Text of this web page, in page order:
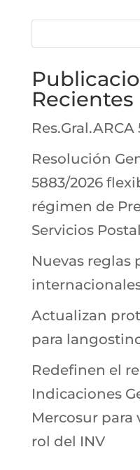
Recientes
Res.Gral.ARCA
Resolución
5883/2026
régimen de
Servicios
Nuevas reglas
Actualizan
para
Redefinen el
Indicaciones
Mercosur para
rol del INV